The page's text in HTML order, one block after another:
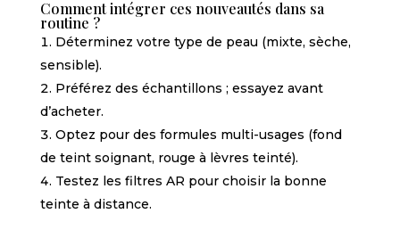
Comment intégrer ces nouveautés dans sa
routine ?
Déterminez votre type de peau (mixte, sèche,
sensible).
Préférez des échantillons ; essayez avant
d’acheter.
Optez pour des formules multi-usages (fond
de teint soignant, rouge à lèvres teinté).
Testez les filtres AR pour choisir la bonne
teinte à distance.